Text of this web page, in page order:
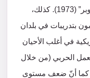
المصري وتعلّقه العقائدي بـ“نصر أكتوبر” (1973). كذلك،
بتدريبات في بلدان
في أغلب الأحيان
الحربي (من خلال
كما أنّ ضعف مستوى